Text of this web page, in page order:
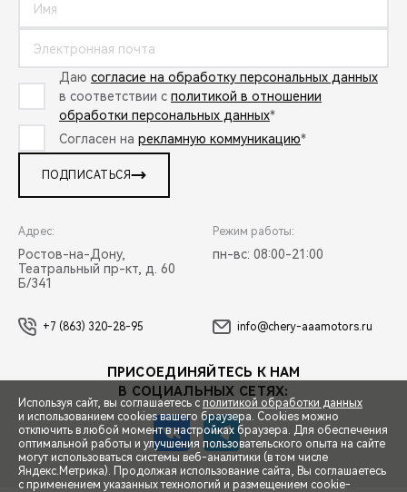
СПЕЦПРЕДЛОЖЕНИЯ
Даю согласие на обработку персональных данных
в соответствии с политикой в отношении
обработки персональных данных*
Согласен на рекламную коммуникацию*
ПОДПИСАТЬСЯ
Адрес:
Ростов-на-Дону,
Театральный пр-кт, д. 60
Б/341
Режим работы:
пн-вс: 08:00-21:00
+7 (863) 320-28-95 info@chery-aaamotors.ru
ПРИСОЕДИНЯЙТЕСЬ К НАМ
В СОЦИАЛЬНЫХ СЕТЯХ:
Используя сайт, вы соглашаетесь с политикой обработки данных
и использованием cookies вашего браузера. Cookies можно
отключить в любой момент в настройках браузера. Для обеспечения
оптимальной работы и улучшения пользовательского опыта на сайте
могут использоваться системы веб-аналитики (в том числе
Яндекс.Метрика). Продолжая использование сайта, Вы соглашаетесь
с применением указанных технологий и размещением cookie-